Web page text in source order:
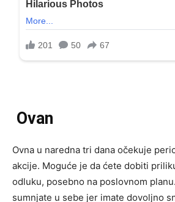
Ovan
Ovna u naredna tri dana očekuje
akcije. Moguće je da ćete dobiti
odluku, posebno na poslovnom
sumnjate u sebe jer imate dovoljno